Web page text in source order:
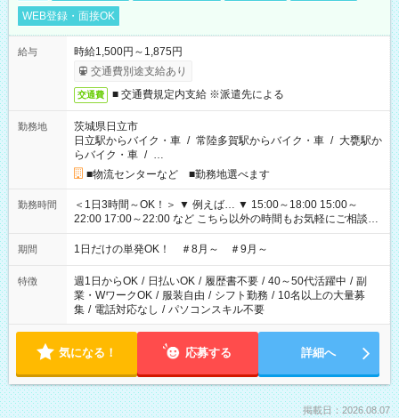
WEB登録・面接OK
給与
時給1,500円～1,875円
交通費別途支給あり
交通費 ■ 交通費規定内支給 ※派遣先による
勤務地
茨城県日立市
日立駅からバイク・車 / 常陸多賀駅からバイク・車 / 大甕駅か
らバイク・車 / …
■物流センターなど ■勤務地選べます
勤務時間
＜1日3時間～OK！＞ ▼ 例えば… ▼ 15:00～18:00 15:00～
22:00 17:00～22:00 など こちら以外の時間もお気軽にご相談く
ださい！
期間 1日だけの単発OK！ ＃8月～ ＃9月～
特徴 週1日からOK / 日払いOK / 履歴書不要 / 40～50代活躍中 / 副
業・WワークOK / 服装自由 / シフト勤務 / 10名以上の大量募
集 / 電話対応なし / パソコンスキル不要
気になる！ 応募する 詳細へ
掲載日：2026.08.07